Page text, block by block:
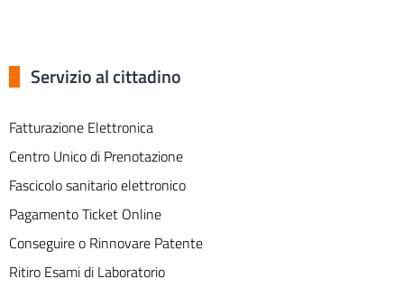
Servizio al cittadino
Fatturazione Elettronica
Centro Unico di Prenotazione
Fascicolo sanitario elettronico
Pagamento Ticket Online
Conseguire o Rinnovare Patente
Ritiro Esami di Laboratorio